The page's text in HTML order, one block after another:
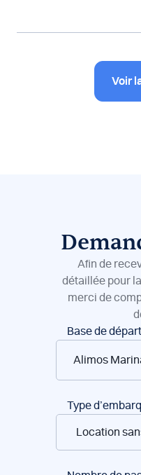
Voir
Afin de
détaillée pour
merci de
Réservation
bateaux
Base de départ
Type